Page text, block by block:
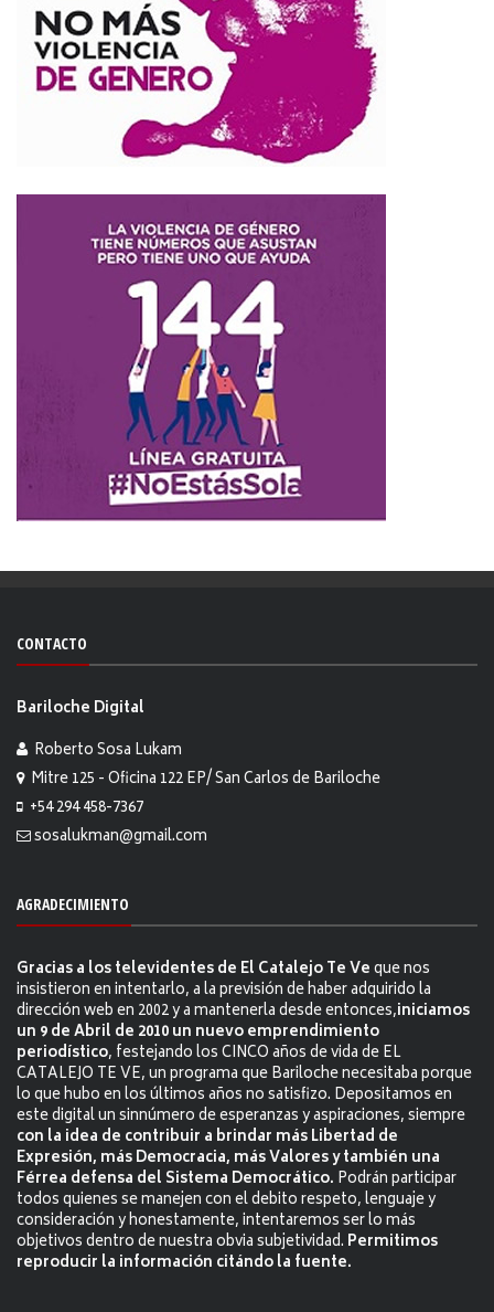
CONTACTO
Bariloche Digital
Roberto Sosa Lukam
Mitre 125 - Oficina 122 EP/ San Carlos de Bariloche
+54 294 458-7367
sosalukman@gmail.com
AGRADECIMIENTO
Gracias a los televidentes de El Catalejo Te Veque nos
insistieron en intentarlo, a la previsión de haber adquirido la
dirección web en 2002 y a mantenerla desde entonces,iniciamos
un 9 de Abril de 2010 un nuevo emprendimiento
periodístico, festejando los CINCO años de vida de EL
CATALEJO TE VE, un programa que Bariloche necesitaba porque
lo que hubo en los últimos años no satisfizo. Depositamos en
este digital un sinnúmero de esperanzas y aspiraciones, siempre
con la idea de contribuir a brindar más Libertad de
Expresión, más Democracia, más Valores y también una
Férrea defensa del Sistema Democrático. Podrán participar
todos quienes se manejen con el debito respeto, lenguaje y
consideración y honestamente, intentaremos ser lo más
objetivos dentro de nuestra obvia subjetividad. Permitimos
reproducir la información citándo la fuente.